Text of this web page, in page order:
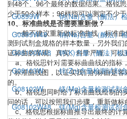
到48个、96个最终的数据结果。格锐
少于50个样本；96样指可以测定不少于
10、标准曲线是否需要重新做？
一般不建议重新做标准曲线，标准
测到试剂盒规格的样本数量，另外我
证标曲的客观、真实、科学严谨，可以
a、格锐思针对需要标曲曲线的指标
了标准曲线图，以证实我们的标曲是
的。
b、格锐思同时给了标准曲线绘制的
问的话，可以按照我们步骤，重新做标
c、格锐思根据标曲推导出最终的计
G0899W
钠(Na)含量（酶法）
G0899W48
钠(Na)含量（酶法）
G08100W48
钾(K)含量（酶法）检
G08103W
锌(Zn)含量检测试剂盒
G08102W
镁(Mg)含量检测试剂
G08102W48
镁(Mg)含量检测试剂